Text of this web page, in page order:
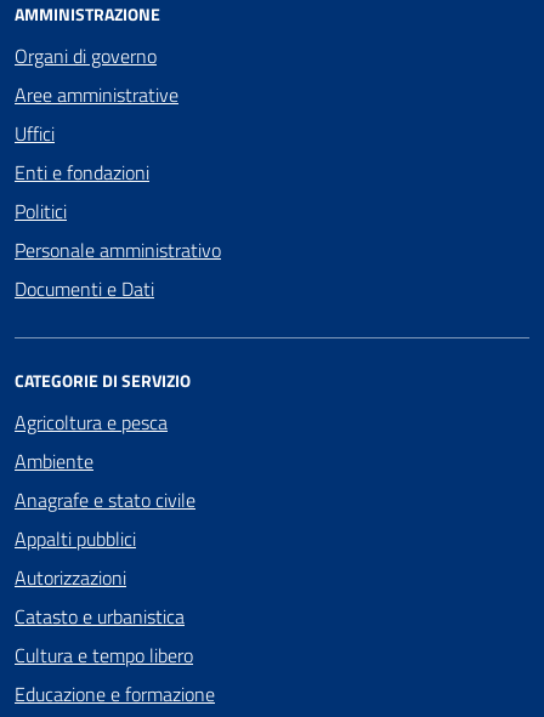
AMMINISTRAZIONE
Organi di governo
Aree amministrative
Uffici
Enti e fondazioni
Politici
Personale amministrativo
Documenti e Dati
CATEGORIE DI SERVIZIO
Agricoltura e pesca
Ambiente
Anagrafe e stato civile
Appalti pubblici
Autorizzazioni
Catasto e urbanistica
Cultura e tempo libero
Educazione e formazione